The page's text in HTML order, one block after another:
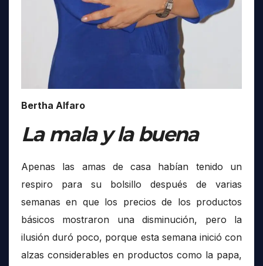
Bertha Alfaro
La mala y la buena
Apenas las amas de casa habían tenido un
respiro para su bolsillo después de varias
semanas en que los precios de los productos
básicos mostraron una disminución, pero la
ilusión duró poco, porque esta semana inició con
alzas considerables en productos como la papa,